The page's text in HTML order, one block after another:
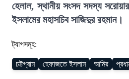
হেলাল, স্থানীয় সংসদ সদস্য
ইসলামের মহাসচিব সাজিদুর রহমান।
ট্যাগসমূহ:
চট্টগ্রাম হেফাজতে ইসলাম আমির